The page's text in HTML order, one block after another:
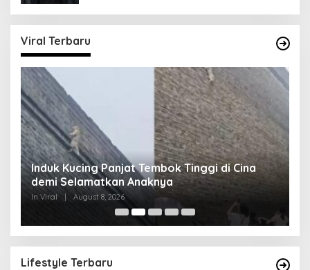
Viral Terbaru
Induk Kucing Panjat Tembok Tinggi di Cina
demi Selamatkan Anaknya
In Viral August 8, 2026
Lifestyle Terbaru